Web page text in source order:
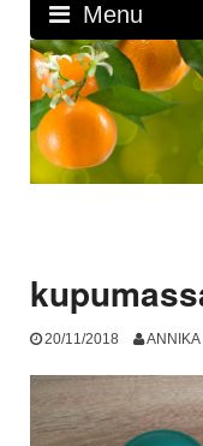
Menu
20/11/2018 ANNIKA